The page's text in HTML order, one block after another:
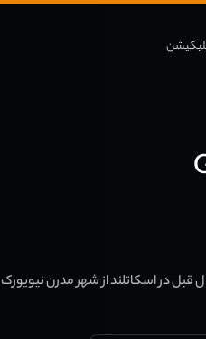
قبل در اسکاتلند از شهر مدرن نیویورک